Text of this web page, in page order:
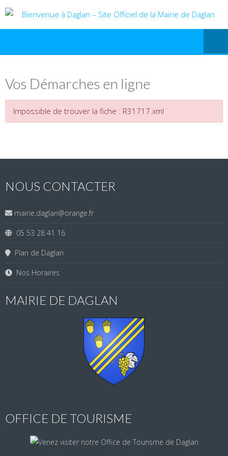
Vos Démarches en ligne
Impossible de trouver la fiche : R31717.xml
NOUS CONTACTER
mairie.daglan@orange.fr
05 53 28 41 16
Plan de Daglan
Nos Horaires
MAIRIE DE DAGLAN
OFFICE DE TOURISME